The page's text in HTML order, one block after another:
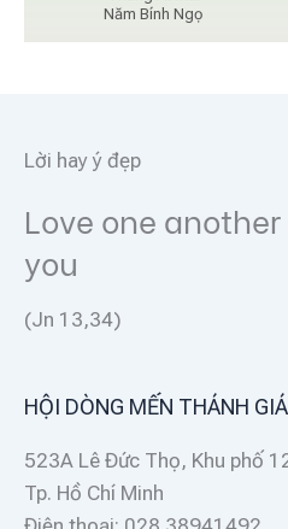
Năm Bính Ngọ
Lời hay ý đẹp
Love one
you
(Jn 13,34)
HỘI DÒNG MẾN THÁNH
523A Lê Đức Thọ, Khu phố
Tp. Hồ Chí Minh